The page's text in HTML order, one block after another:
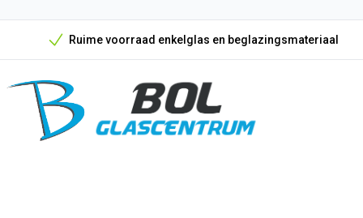
Onze unieke verkoopargumenten
Ruime voorraad enkelglas en beglazingsmateriaal